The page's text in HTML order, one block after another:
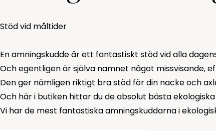
Stöd vid måltider
En amningskudde är ett fantastiskt stöd vid alla
Och egentligen är själva namnet något missvisande,
Den ger nämligen riktigt bra stöd för din nacke och
Och här i butiken hittar du de absolut bästa
Vi har de mest fantastiska amningskuddarna i